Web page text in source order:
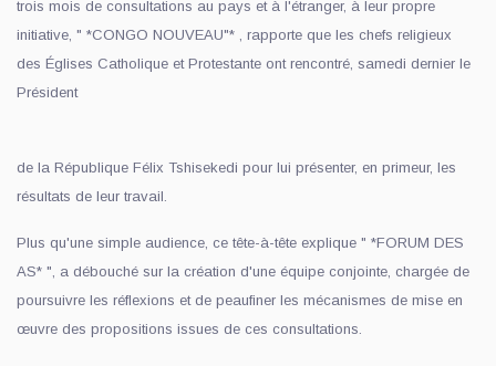
trois mois de consultations au pays et à l'étranger, à leur propre
initiative, " *CONGO NOUVEAU"* , rapporte que les chefs religieux
des Églises Catholique et Protestante ont rencontré, samedi dernier le
Président
de la République Félix Tshisekedi pour lui présenter, en primeur, les
résultats de leur travail.
Plus qu'une simple audience, ce tête-à-tête explique " *FORUM DES
AS* ", a débouché sur la création d'une équipe conjointe, chargée de
poursuivre les réflexions et de peaufiner les mécanismes de mise en
œuvre des propositions issues de ces consultations.